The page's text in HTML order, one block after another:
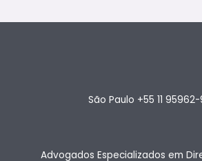
São Paulo +55 11 95962-
Advogados Especializados em